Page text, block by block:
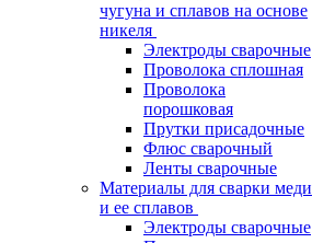
чугуна и сплавов на основе
никеля
Электроды сварочные
Проволока сплошная
Проволока
порошковая
Прутки присадочные
Флюс сварочный
Ленты сварочные
Материалы для сварки меди
и ее сплавов
Электроды сварочные